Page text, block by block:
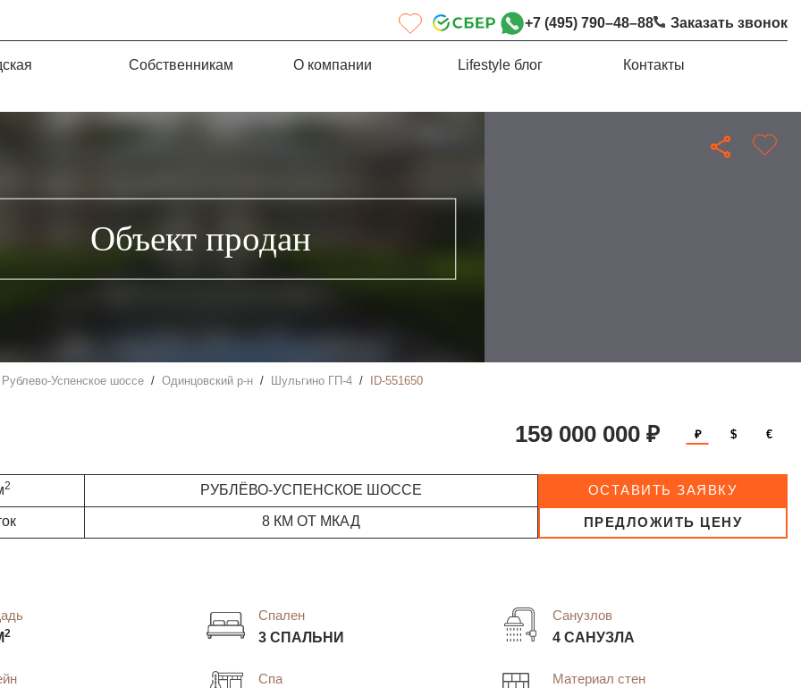
+7 (495) 790–48–88 Заказать звонок
Собственникам О компании Lifestyle блог Контакты
Объект продан
Рублево-Успенское шоссе Одинцовский р-н Шульгино ГП-4 ID-551650
159 000 000 ₽ ₽ $ €
2
РУБЛЁВО-УСПЕНСКОЕ ШОССЕ
8 КМ ОТ МКАД
ОСТАВИТЬ ЗАЯВКУ
ПРЕДЛОЖИТЬ ЦЕНУ
2
Спален
3 СПАЛЬНИ
Санузлов
4 САНУЗЛА
Спа Материал стен